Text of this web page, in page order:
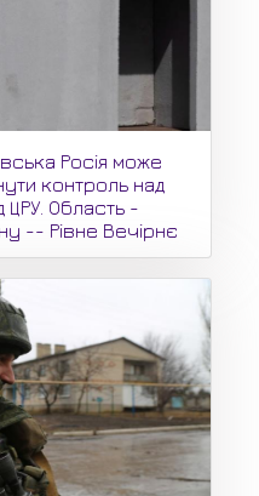
Росія може
контроль над
ЦРУ. Область -
-- Рівне Вечірнє